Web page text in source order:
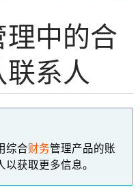
中的合
系人
综合财务管理产品的账
获取更多信息。